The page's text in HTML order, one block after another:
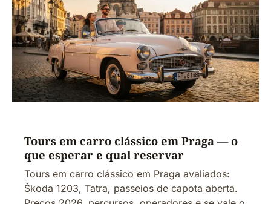
Tours em carro clássico em Praga — o
que esperar e qual reservar
Tours em carro clássico em Praga avaliados:
Škoda 1203, Tatra, passeios de capota aberta.